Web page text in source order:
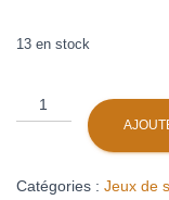
13 en stock
quantité
de
Catégories : Jeux de